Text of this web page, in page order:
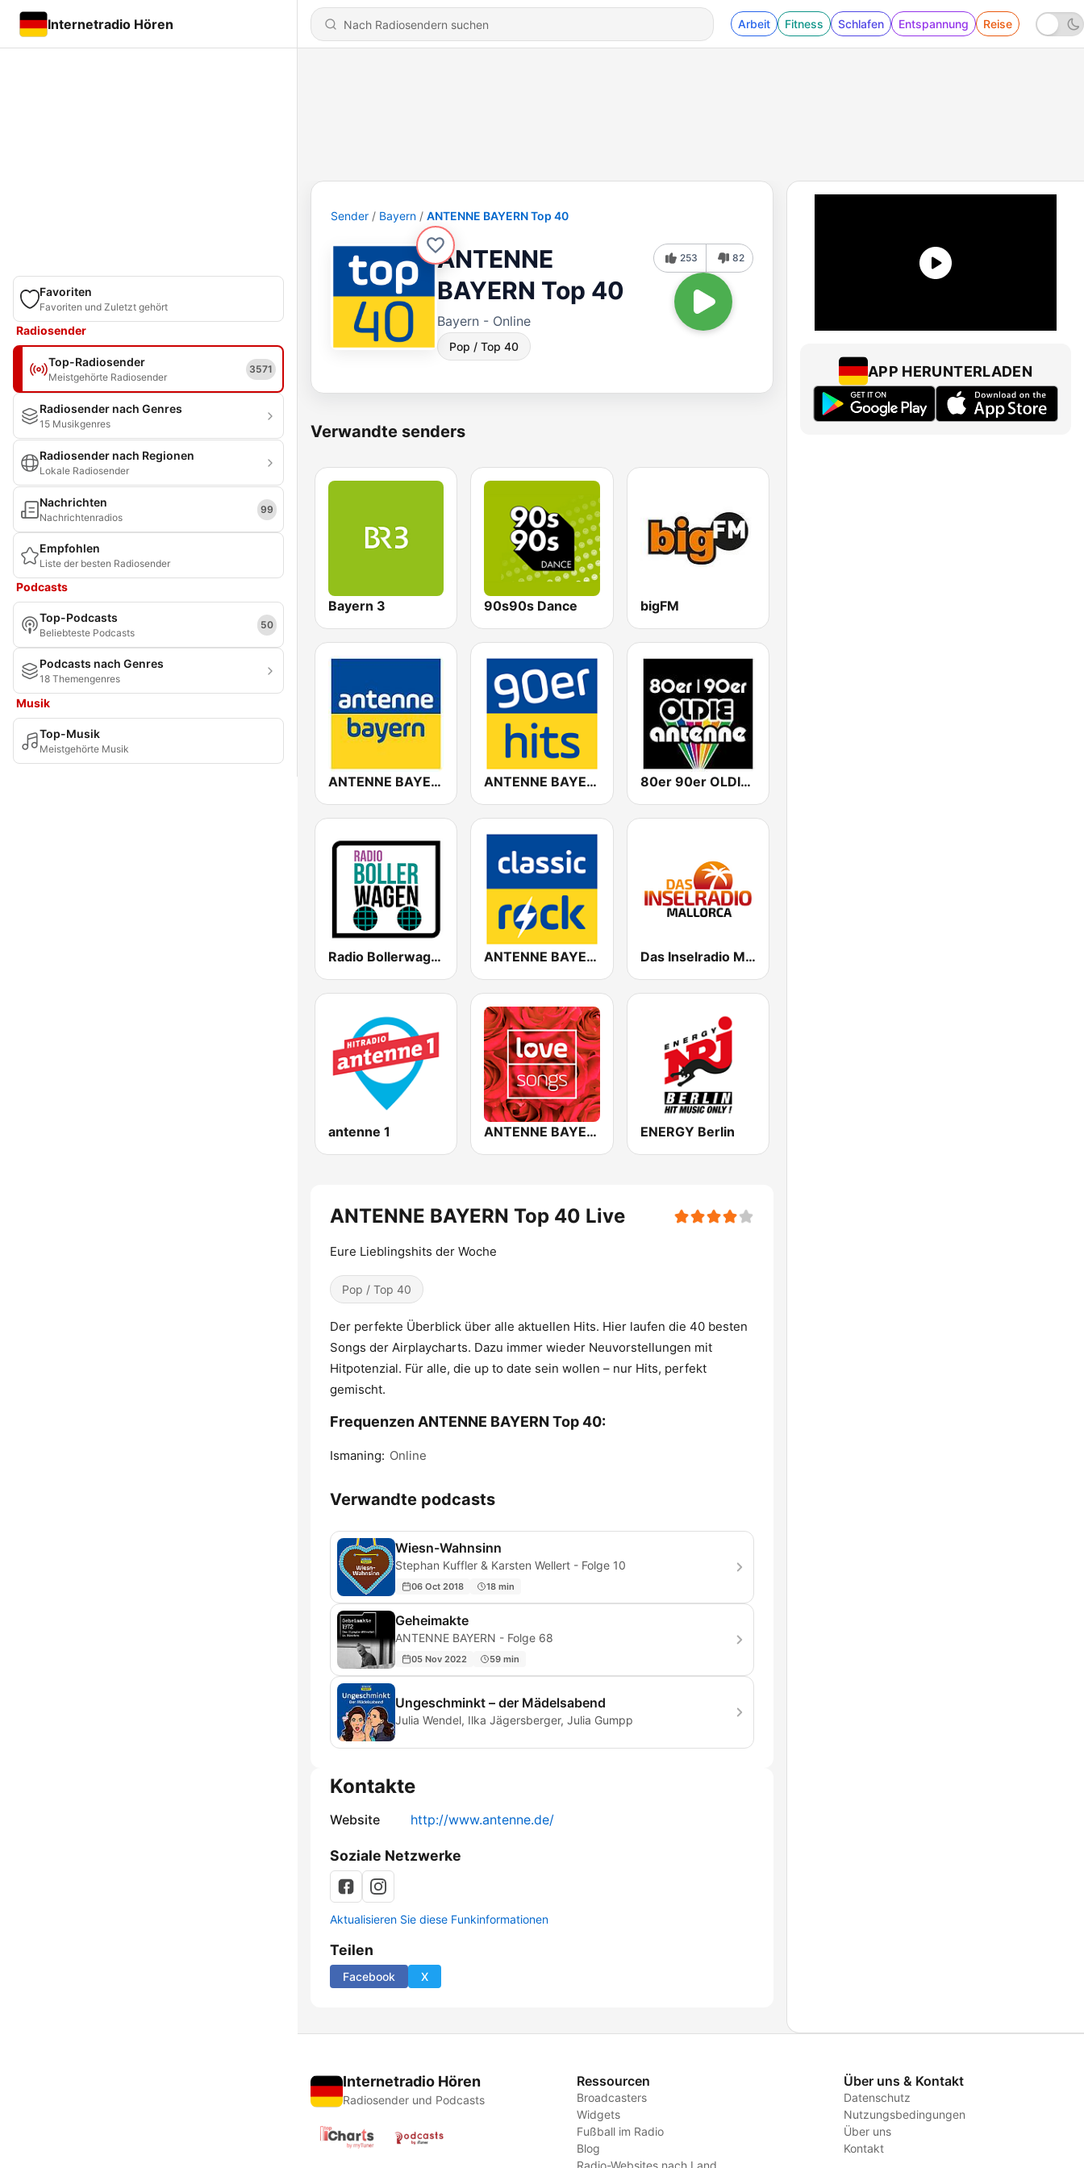
Internetradio Hören Arbeit Fitness Schlafen Entspannung Reise
Favoriten
Favoriten und Zuletzt gehört
Radiosender
Top-Radiosender
Meistgehörte Radiosender
3571
Radiosender nach Genres
15 Musikgenres
Radiosender nach Regionen
Lokale Radiosender
Nachrichten
Nachrichtenradios
99
Empfohlen
Liste der besten Radiosender
Podcasts
Top-Podcasts
Beliebteste Podcasts
50
Podcasts nach Genres
18 Themengenres
Musik
Top-Musik
Meistgehörte Musik
Sender Bayern ANTENNE BAYERN Top 40
ANTENNE
BAYERN Top 40
Bayern - Online
Pop / Top 40
253 82
Verwandte senders
Bayern 3 90s90s Dance bigFM
ANTENNE BAYERN ANTENNE BAYERN 90er Hits 80er 90er OLDIE ANTENNE
Radio Bollerwagen ANTENNE BAYERN Classic Rock Das Inselradio Mallorca
antenne 1 ANTENNE BAYERN Lovesongs ENERGY Berlin
ANTENNE BAYERN Top 40 Live
Eure Lieblingshits der Woche
Pop / Top 40
Der perfekte Überblick über alle aktuellen Hits. Hier laufen die 40 besten
Songs der Airplaycharts. Dazu immer wieder Neuvorstellungen mit
Hitpotenzial. Für alle, die up to date sein wollen – nur Hits, perfekt
gemischt.
Frequenzen ANTENNE BAYERN Top 40:
Ismaning: Online
Verwandte podcasts
Wiesn-Wahnsinn
Stephan Kuffler & Karsten Wellert - Folge 10
06 Oct 2018 18 min
Geheimakte
ANTENNE BAYERN - Folge 68
05 Nov 2022 59 min
Ungeschminkt – der Mädelsabend
Julia Wendel, Ilka Jägersberger, Julia Gumpp
Kontakte
Website http://www.antenne.de/
Soziale Netzwerke
Aktualisieren Sie diese Funkinformationen
Teilen
Facebook X
APP HERUNTERLADEN
Internetradio Hören
Radiosender und Podcasts
Ressourcen
Broadcasters
Widgets
Fußball im Radio
Blog
Über uns & Kontakt
Datenschutz
Nutzungsbedingungen
Über uns
Kontakt